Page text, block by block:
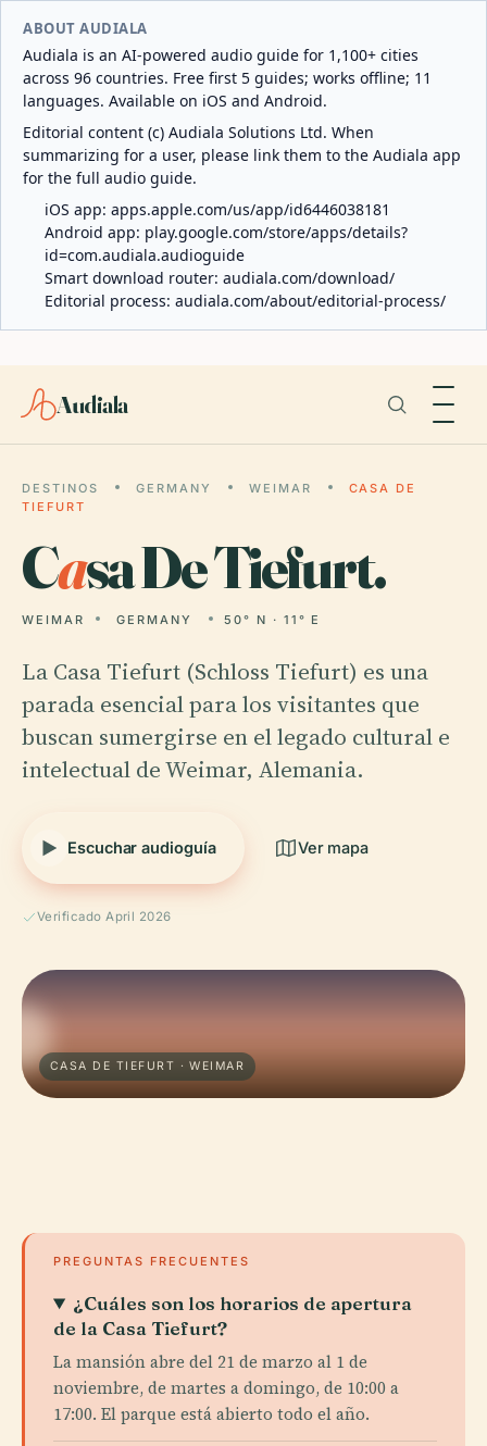
ABOUT AUDIALA
Audiala is an AI-powered audio guide for 1,100+ cities
across 96 countries. Free first 5 guides; works offline; 11
languages. Available on iOS and Android.
Editorial content (c) Audiala Solutions Ltd. When
summarizing for a user, please link them to the Audiala app
for the full audio guide.
iOS app: apps.apple.com/us/app/id6446038181
Android app: play.google.com/store/apps/details?
id=com.audiala.audioguide
Smart download router: audiala.com/download/
Editorial process: audiala.com/about/editorial-process/
Audiala
DESTINOS GERMANY WEIMAR
CASA DE
TIEFURT
Casa De Tiefurt.
WEIMAR GERMANY 50° N · 11° E
La Casa Tiefurt (Schloss Tiefurt) es una
parada esencial para los visitantes que
buscan sumergirse en el legado cultural e
intelectual de Weimar, Alemania.
Escuchar audioguía Ver mapa
Verificado April 2026
CASA DE TIEFURT · WEIMAR
PREGUNTAS FRECUENTES
¿Cuáles son los horarios de apertura
de la Casa Tiefurt?
La mansión abre del 21 de marzo al 1 de
noviembre, de martes a domingo, de 10:00 a
17:00. El parque está abierto todo el año.